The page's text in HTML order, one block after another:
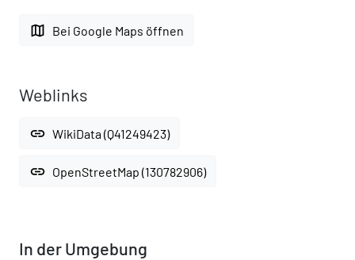
map Bei Google Maps öffnen
Weblinks
link WikiData (Q41249423)
link OpenStreetMap (130782906)
In der Umgebung